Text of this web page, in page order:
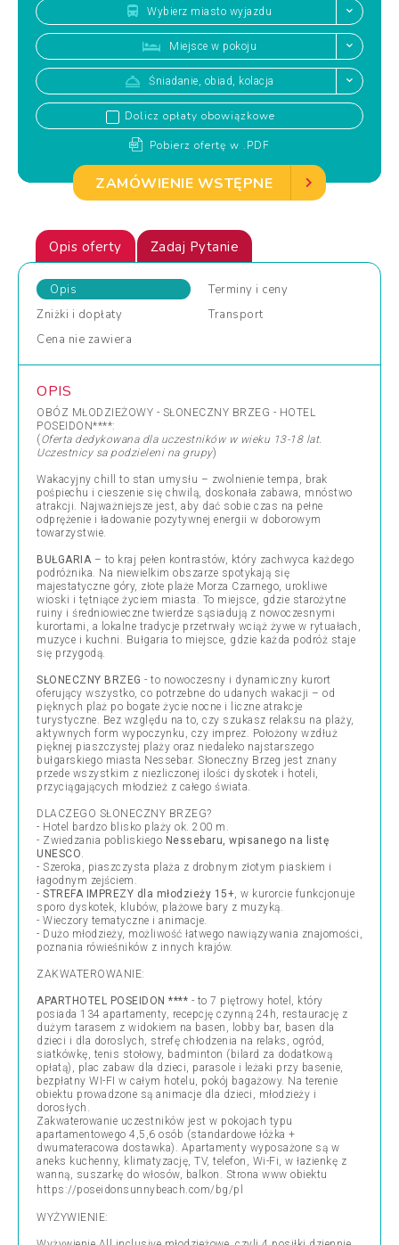
Wybierz miasto wyjazdu
Miejsce w pokoju
Śniadanie, obiad, kolacja
Dolicz opłaty obowiązkowe
Pobierz ofertę w .PDF
ZAMÓWIENIE WSTĘPNE
Opis oferty Zadaj Pytanie
Opis Terminy i ceny
Zniżki i dopłaty
Transport
Cena nie zawiera
OPIS
OBÓZ MŁODZIEŻOWY - SŁONECZNY BRZEG - HOTEL
POSEIDON****:
( Oferta dedykowana dla uczestników w wieku 13-18 lat.
Uczestnicy sa podzieleni na grupy)
Wakacyjny chill to stan umysłu – zwolnienie tempa, brak
pośpiechu i cieszenie się chwilą, doskonała zabawa, mnóstwo
atrakcji. Najważniejsze jest, aby dać sobie czas na pełne
odprężenie i ładowanie pozytywnej energii w doborowym
towarzystwie.
BUŁGARIA – to kraj pełen kontrastów, który zachwyca każdego
podróżnika. Na niewielkim obszarze spotykają się
majestatyczne góry, złote plaże Morza Czarnego, urokliwe
wioski i tętniące życiem miasta. To miejsce, gdzie starożytne
ruiny i średniowieczne twierdze sąsiadują z nowoczesnymi
kurortami, a lokalne tradycje przetrwały wciąż żywe w rytuałach,
muzyce i kuchni. Bułgaria to miejsce, gdzie każda podróż staje
się przygodą.
SŁONECZNY BRZEG - to nowoczesny i dynamiczny kurort
oferujący wszystko, co potrzebne do udanych wakacji – od
pięknych plaż po bogate życie nocne i liczne atrakcje
turystyczne. Bez względu na to, czy szukasz relaksu na plaży,
aktywnych form wypoczynku, czy imprez. Położony wzdłuż
pięknej piaszczystej plaży oraz niedaleko najstarszego
bułgarskiego miasta Nessebar. Słoneczny Brzeg jest znany
przede wszystkim z niezliczonej ilości dyskotek i hoteli,
przyciągających młodzież z całego świata.
DLACZEGO SŁONECZNY BRZEG?
- Hotel bardzo blisko plaży ok. 200 m.
- Zwiedzania pobliskiego Nessebaru, wpisanego na listę
UNESCO.
- Szeroka, piaszczysta plaża z drobnym złotym piaskiem i
łagodnym zejściem.
- STREFA IMPREZY dla młodzieży 15+, w kurorcie funkcjonuje
sporo dyskotek, klubów, plażowe bary z muzyką.
- Wieczory tematyczne i animacje.
- Dużo młodzieży, możliwość łatwego nawiązywania znajomości,
poznania rówieśników z innych krajów.
ZAKWATEROWANIE:
APARTHOTEL POSEIDON **** - to 7 piętrowy hotel, który
posiada 134 apartamenty, recepcję czynną 24h, restaurację z
dużym tarasem z widokiem na basen, lobby bar, basen dla
dzieci i dla doroslych, strefę chłodzenia na relaks, ogród,
siatkówkę, tenis stołowy, badminton (bilard za dodatkową
opłatą), plac zabaw dla dzieci, parasole i leżaki przy basenie,
bezpłatny WI-FI w całym hotelu, pokój bagażowy. Na terenie
obiektu prowadzone są animacje dla dzieci, młodzieży i
dorosłych.
Zakwaterowanie uczestników jest w pokojach typu
apartamentowego 4,5,6 osób (standardowe łóżka +
dwumateracowa dostawka). Apartamenty wyposażone są w
aneks kuchenny, klimatyzację, TV, telefon, Wi-Fi, w łazienkę z
wanną, suszarkę do włosów, balkon. Strona www obiektu
https://poseidonsunnybeach.com/bg/pl
WYŻYWIENIE: